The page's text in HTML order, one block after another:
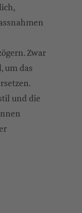
Zwar
um das
und die